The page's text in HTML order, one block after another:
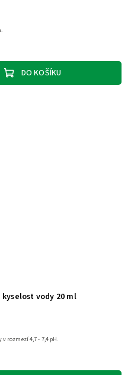
DO KOŠÍKU
kyselost vody 20 ml
rozmezí 4,7 - 7,4 pH.